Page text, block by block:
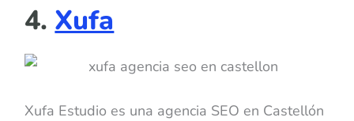
4. Xufa
Xufa Estudio es una agencia SEO en Castellón